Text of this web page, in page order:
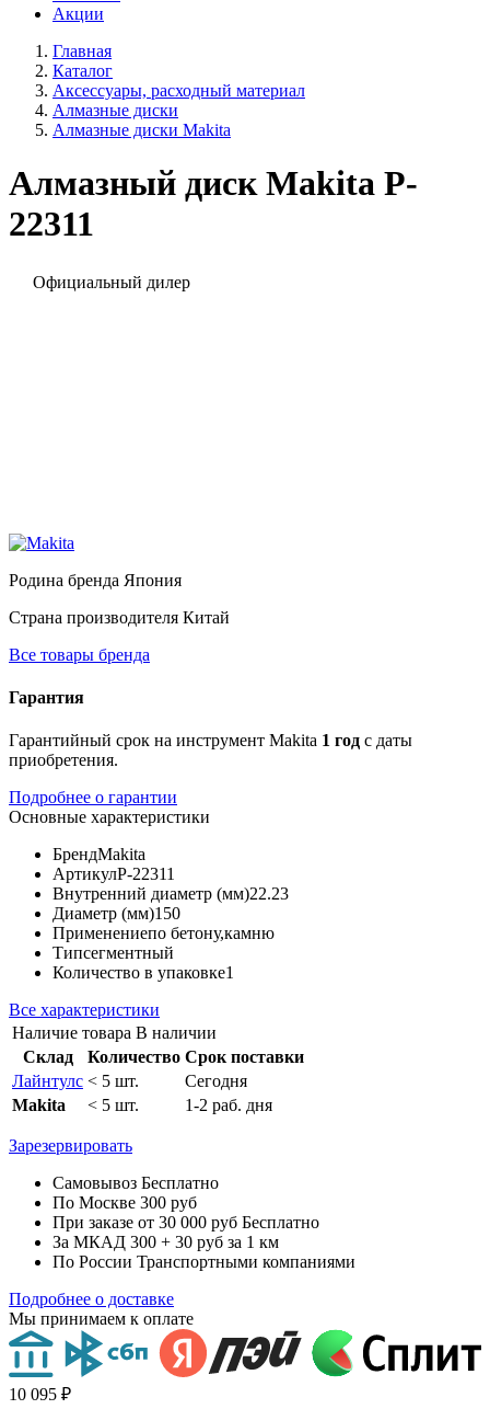
Акции
Главная
Каталог
Аксессуары, расходный материал
Алмазные диски
Алмазные диски Makita
Алмазный диск Makita P-
22311
Официальный дилер
Родина бренда Япония
Страна производителя Китай
Все товары бренда
Гарантия
Гарантийный срок на инструмент Makita 1 год с даты
приобретения.
Подробнее о гарантии
Основные характеристики
БрендMakita
АртикулP-22311
Внутренний диаметр (мм)22.23
Диаметр (мм)150
Применениепо бетону,камню
Типсегментный
Количество в упаковке1
Все характеристики
Наличие товара В наличии
Склад
Количество Срок поставки
Лайнтулс < 5 шт.
Сегодня
Makita
< 5 шт. 1-2 раб. дня
Зарезервировать
Самовывоз Бесплатно
По Москве 300 руб
При заказе от 30 000 руб Бесплатно
За МКАД 300 + 30 руб за 1 км
По России Транспортными компаниями
Подробнее о доставке
Мы принимаем к оплате
10 095 ₽